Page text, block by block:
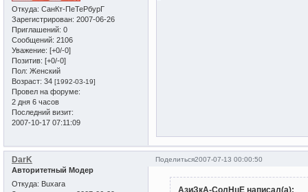
Откуда: СанКт-ПеТеРбурГ
Зарегистрирован: 2007-06-26
Приглашений: 0
Сообщений: 2106
Уважение: [+0/-0]
Позитив: [+0/-0]
Пол: Женский
Возраст: 34 [1992-03-19]
Провел на форуме:
2 дня 6 часов
Последний визит:
2007-10-17 07:11:09
Поделиться2007-07-13 00:00:50
DarK
Авторитетный Модер
Откуда: Buxara